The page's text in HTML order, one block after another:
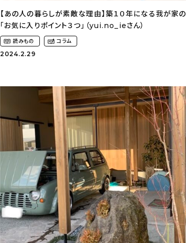
【あの人の暮らしが素敵な理由】築１０年になる我が家の
「お気に入りポイント３つ」（yui.no_ieさん）
読みもの コラム
2024.2.29